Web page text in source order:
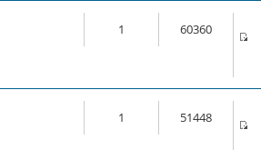
1 60360
1 51448